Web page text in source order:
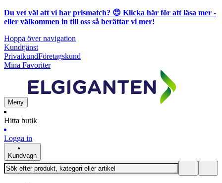
Du vet väl att vi har prismatch? 😍 Klicka här för att läsa mer -
eller välkommen in till oss så berättar vi mer!
Hoppa över navigation
Kundtjänst
PrivatkundFöretagskund
Mina Favoriter
Meny
Hitta butik
Logga in
Kundvagn